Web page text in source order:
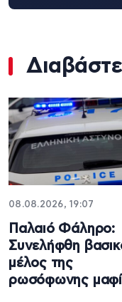
08.08.2026, 19:07
Παλαιό Φάληρο:
Συνελήφθη
μέλος της
ρωσόφωνης